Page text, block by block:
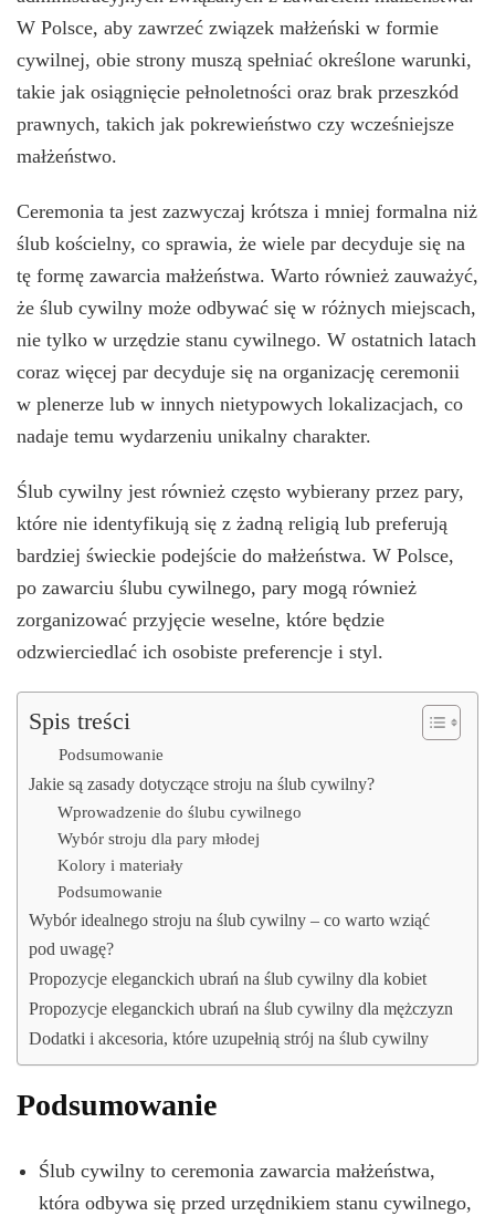
W Polsce, aby zawrzeć związek małżeński w formie
cywilnej, obie strony muszą spełniać określone warunki,
takie jak osiągnięcie pełnoletności oraz brak przeszkód
prawnych, takich jak pokrewieństwo czy wcześniejsze
małżeństwo.
Ceremonia ta jest zazwyczaj krótsza i mniej formalna niż
ślub kościelny, co sprawia, że wiele par decyduje się na
tę formę zawarcia małżeństwa. Warto również zauważyć,
że ślub cywilny może odbywać się w różnych miejscach,
nie tylko w urzędzie stanu cywilnego. W ostatnich latach
coraz więcej par decyduje się na organizację ceremonii
w plenerze lub w innych nietypowych lokalizacjach, co
nadaje temu wydarzeniu unikalny charakter.
Ślub cywilny jest również często wybierany przez pary,
które nie identyfikują się z żadną religią lub preferują
bardziej świeckie podejście do małżeństwa. W Polsce,
po zawarciu ślubu cywilnego, pary mogą również
zorganizować przyjęcie weselne, które będzie
odzwierciedlać ich osobiste preferencje i styl.
Spis treści
Podsumowanie
Jakie są zasady dotyczące stroju na ślub cywilny?
Wprowadzenie do ślubu cywilnego
Wybór stroju dla pary młodej
Kolory i materiały
Podsumowanie
Wybór idealnego stroju na ślub cywilny – co warto wziąć
pod uwagę?
Propozycje eleganckich ubrań na ślub cywilny dla kobiet
Propozycje eleganckich ubrań na ślub cywilny dla mężczyzn
Dodatki i akcesoria, które uzupełnią strój na ślub cywilny
Podsumowanie
Ślub cywilny to ceremonia zawarcia małżeństwa,
która odbywa się przed urzędnikiem stanu cywilnego,